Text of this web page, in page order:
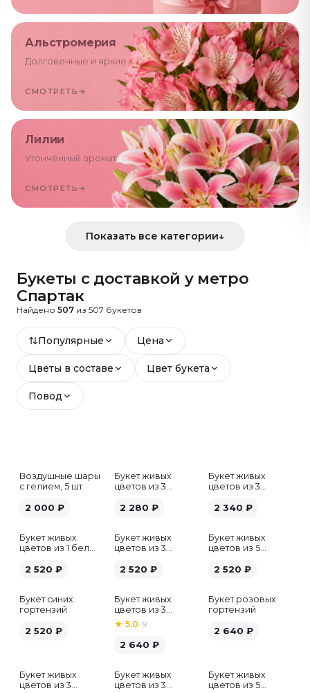
Альстромерия
Долговечные и яркие
СМОТРЕТЬ →
Лилии
Утончённый аромат
СМОТРЕТЬ →
Показать все категории↓
Букеты с доставкой у метро
Спартак
Найдено 507 из 507 букетов
Популярные Цена
Цветы в составе Цвет букета
Повод
Воздушные шары
с гелием, 5 шт
2 000 ₽
Букет живых
цветов из 3
2 280 ₽
Букет живых
цветов из 3
2 340 ₽
Букет живых
цветов из 1 белой
2 520 ₽
Букет живых
цветов из 3
2 520 ₽
Букет живых
цветов из 5
микс
2 520 ₽
Букет синих
гортензий
2 520 ₽
Букет живых
цветов из 3
розовых пионов
★ 5.0· 9
2 640 ₽
Букет розовых
гортензий
2 640 ₽
Букет живых
цветов из 3
Букет живых
цветов из 3
Хит
Букет живых
цветов из 5